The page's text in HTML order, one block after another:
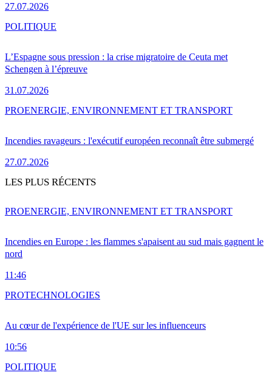
27.07.2026
L’Espagne sous pression : la crise migratoire de Ceuta met
Schengen à l’épreuve
31.07.2026
POLITIQUE
Incendies ravageurs : l'exécutif européen reconnaît être submergé
27.07.2026
PROENERGIE, ENVIRONNEMENT ET TRANSPORT
LES PLUS RÉCENTS
Incendies en Europe : les flammes s'apaisent au sud mais gagnent le
nord
11:46
PROENERGIE, ENVIRONNEMENT ET TRANSPORT
Au cœur de l'expérience de l'UE sur les influenceurs
10:56
PROTECHNOLOGIES
POLITIQUE